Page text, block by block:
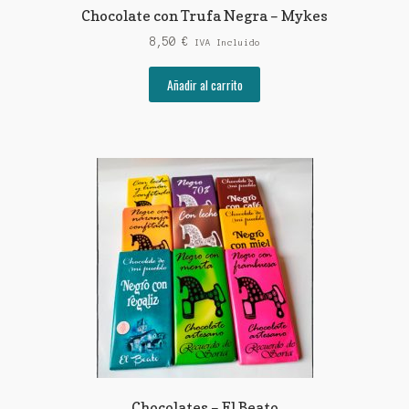
Chocolate con Trufa Negra – Mykes
8,50 € IVA Incluido
Añadir al carrito